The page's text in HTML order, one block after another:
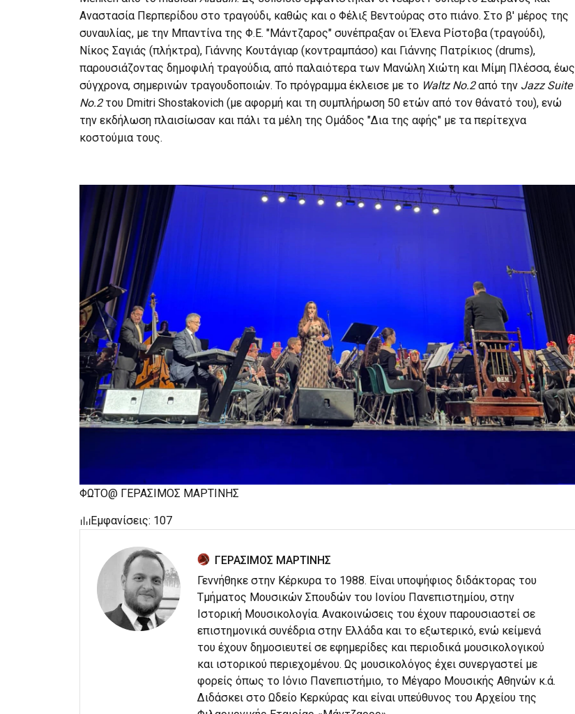
Αναστασία Περπερίδου στο τραγούδι, καθώς και ο Φέλιξ Βεντούρας στο πιάνο. Στο β' μέρος της
συναυλίας, με την Μπαντίνα της Φ.Ε. "Μάντζαρος" συνέπραξαν οι Έλενα Ρίστοβα (τραγούδι),
Νίκος Σαγιάς (πλήκτρα), Γιάννης Κουτάγιαρ (κοντραμπάσο) και Γιάννης Πατρίκιος (drums),
παρουσιάζοντας δημοφιλή τραγούδια, από παλαιότερα των Μανώλη Χιώτη και Μίμη Πλέσσα, έως
σύγχρονα, σημερινών τραγουδοποιών. Το πρόγραμμα έκλεισε με το Waltz No.2από την Jazz Suite
No.2του Dmitri Shostakovich (με αφορμή και τη συμπλήρωση 50 ετών από τον θάνατό του), ενώ
την εκδήλωση πλαισίωσαν και πάλι τα μέλη της Ομάδος "Δια της αφής" με τα περίτεχνα
κοστούμια τους.
ΦΩΤΟ@ ΓΕΡΑΣΙΜΟΣ ΜΑΡΤΙΝΗΣ
Εμφανίσεις: 107
ΓΕΡΑΣΙΜΟΣ ΜΑΡΤΙΝΗΣ
Γεννήθηκε στην Κέρκυρα το 1988. Είναι υποψήφιος διδάκτορας του
Τμήματος Μουσικών Σπουδών του Ιονίου Πανεπιστημίου, στην
Ιστορική Μουσικολογία. Ανακοινώσεις του έχουν παρουσιαστεί σε
επιστημονικά συνέδρια στην Ελλάδα και το εξωτερικό, ενώ κείμενά
του έχουν δημοσιευτεί σε εφημερίδες και περιοδικά μουσικολογικού
και ιστορικού περιεχομένου. Ως μουσικολόγος έχει συνεργαστεί με
φορείς όπως το Ιόνιο Πανεπιστήμιο, το Μέγαρο Μουσικής Αθηνών κ.ά.
Διδάσκει στο Ωδείο Κερκύρας και είναι υπεύθυνος του Αρχείου της